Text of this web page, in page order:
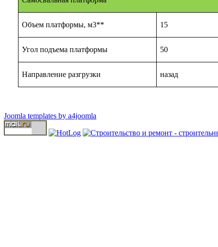
Объем платформы, м3** 15
Угол подъема платформы 50
Направление разгрузки назад
Joomla templates by a4joomla